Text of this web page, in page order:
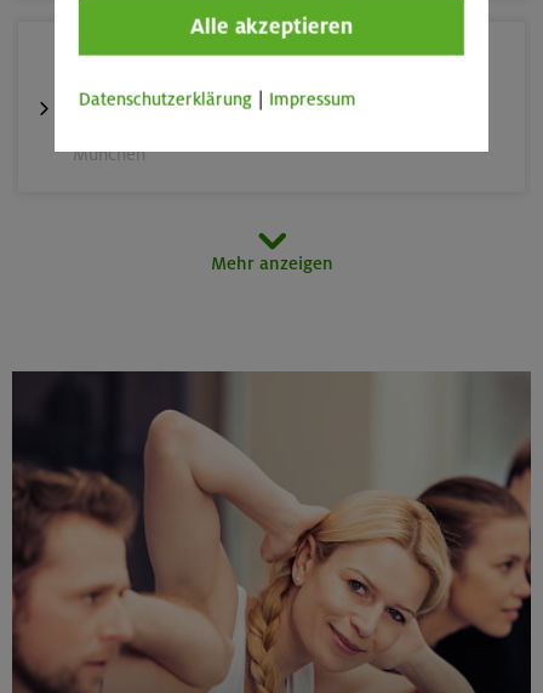
22./23.08.26
Grundkurs Klettern indoor
München
25.08./01./08.09.26
Aufbaukurs Klettern indoor (3 Termine)
Gilching
26.08.26
Schnupperkletterkurs indoor
Mehr anzeigen
Alle akzeptieren
Datenschutzerklärung Impressum